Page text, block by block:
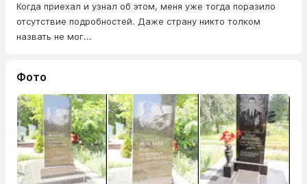
Когда приехал и узнал об этом, меня уже тогда поразило
отсутствие подробностей. Даже страну никто толком
назвать не мог...
Фото